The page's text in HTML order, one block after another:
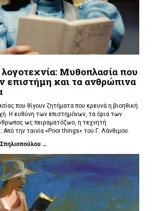
λογοτεχνία: Μυθοπλασία που
επιστήμη και τα ανθρώπινα
που θίγουν ζητήματα που ερευνά η βιοηθική
Η ευθύνη των επιστημόνων, τα όρια των
ως πειραματόζωο, η τεχνητή
Από την ταινία «Poor things» του Γ. Λάνθιμου.
...